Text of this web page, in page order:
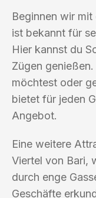
Beginnen wir
ist bekannt für
Hier kannst du
Zügen
möchtest oder
bietet für jeden
Angebot.
Eine weitere
Viertel von Bari,
durch enge
Geschäfte